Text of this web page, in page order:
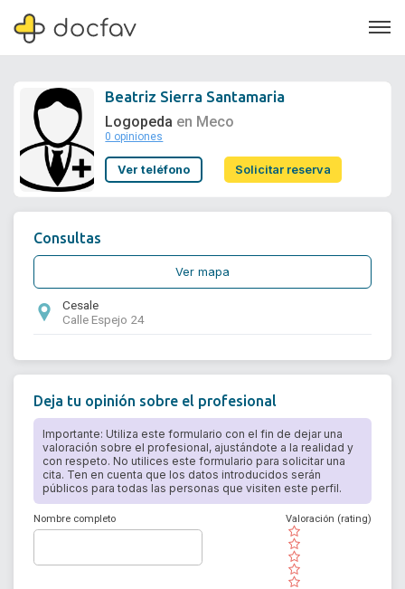
Soporte
Beatriz Sierra Santamaria
Logopeda en Meco
0 opiniones
Ver teléfono Solicitar reserva
Consultas
Ver mapa
Cesale
Calle Espejo 24
Deja tu opinión sobre el profesional
Importante: Utiliza este formulario con el fin de dejar una
valoración sobre el profesional, ajustándote a la realidad y
con respeto. No utilices este formulario para solicitar una
cita. Ten en cuenta que los datos introducidos serán
públicos para todas las personas que visiten este perfil.
Nombre completo
( )
( )
( )
( )
( )
Valoración (rating)